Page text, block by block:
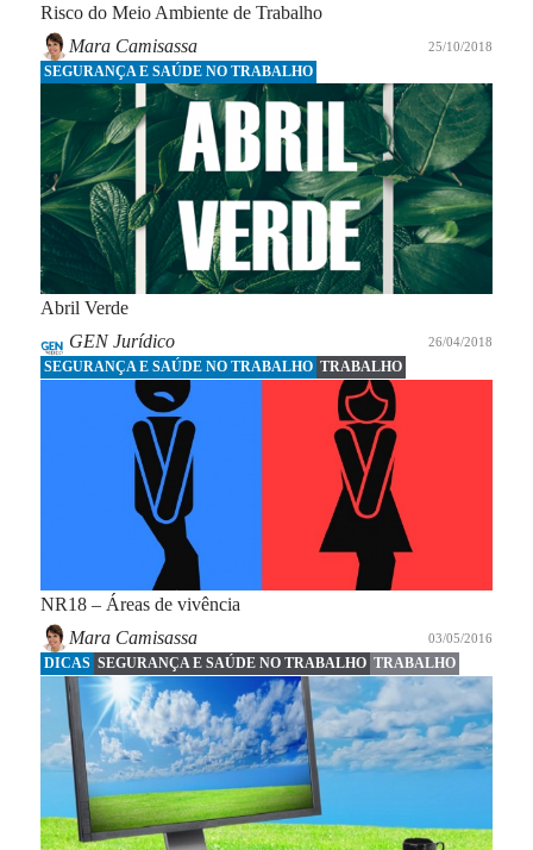
Risco do Meio Ambiente de Trabalho
Mara Camisassa
25/10/2018
SEGURANÇA E SAÚDE NO TRABALHO
Abril Verde
GEN Jurídico
26/04/2018
SEGURANÇA E SAÚDE NO TRABALHO TRABALHO
NR18 – Áreas de vivência
Mara Camisassa
03/05/2016
DICAS SEGURANÇA E SAÚDE NO TRABALHO TRABALHO